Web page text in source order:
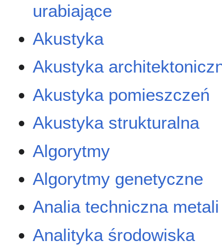
urabiające
Akustyka
Akustyka
Akustyka pomieszczeń
Akustyka strukturalna
Algorytmy
Algorytmy genetyczne
Analia techniczna metali
Analityka środowiska